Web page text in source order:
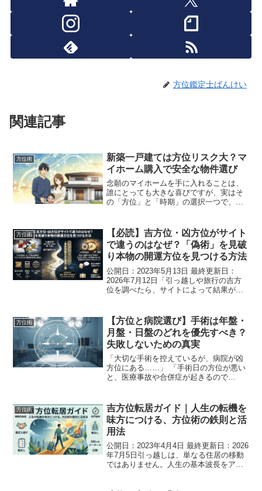
方位鑑定士ばんけい
関連記事
方位術
新築一戸建ては方位リスク大？マ
イホーム購入で安全な物件選び
念願のマイホームを手に入れることは、
誰にとっても大きな喜びですが、実はそ
の「方位」と「時期」の選択一つで、そ
ーは、私たちの人生に絶大な影響を与え
ます。特に、人生の最大の...
方位術
【必読】吉方位・凶方位がサイト
で違うのはなぜ？「偽術」を見破
り本物の開運方位を見つける方法
公開日：2023年5月13日 最終更新日：
2026年7月12日「引っ越しや旅行の吉方
位を調べたら、サイトによって結果がバ
いの？」方位術に関心を持たれた方な
ら、一度は...
方位術
【方位と病院選び】手術は年盤・
月盤・日盤のどれを優先すべき？
失敗しないための真実
「大切な手術を控えているが、病院が凶
方位にある……」 「手術日の方位が悪い
と、医療事故や合併症が起きるので
ません。ネット上では「年盤が重要」
「日盤を合わせろ」といった様...
方位術
吉方位転居ガイド｜人生の転機を
味方につける、方位術の鉄則と活
用法
公開日：2023年4月4日 最終更新日：2026
年7月5日引っ越しは、単なる住居の移動
ではありません。人生の基本波長をアッ